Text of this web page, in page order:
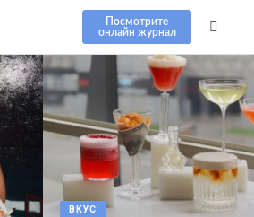
Посмотрите
онлайн журнал
ВКУС